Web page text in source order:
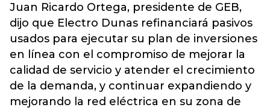
Juan Ricardo Ortega, presidente de GEB,
dijo que Electro Dunas refinanciará pasivos
usados para ejecutar su plan de inversiones
en línea con el compromiso de mejorar la
calidad de servicio y atender el crecimiento
de la demanda, y continuar expandiendo y
mejorando la red eléctrica en su zona de